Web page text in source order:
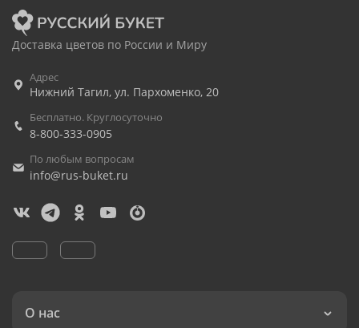
Доставка цветов по России и Миру
Адрес
Нижний Тагил, ул. Пархоменко, 20
Бесплатно. Круглосуточно
8-800-333-0905
По любым вопросам
info@rus-buket.ru
О нас